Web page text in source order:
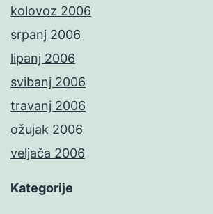
kolovoz 2006
srpanj 2006
lipanj 2006
svibanj 2006
travanj 2006
ožujak 2006
veljača 2006
Kategorije